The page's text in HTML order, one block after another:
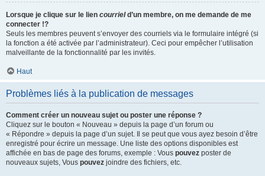
Lorsque je clique sur le lien courrield’un membre, on me demande de me
connecter !?
Seuls les membres peuvent s’envoyer des courriels via le formulaire intégré (si
la fonction a été activée par l’administrateur). Ceci pour empêcher l’utilisation
malveillante de la fonctionnalité par les invités.
Haut
Problèmes liés à la publication de messages
Comment créer un nouveau sujet ou poster une réponse ?
Cliquez sur le bouton « Nouveau » depuis la page d’un forum ou
« Répondre » depuis la page d’un sujet. Il se peut que vous ayez besoin d’être
enregistré pour écrire un message. Une liste des options disponibles est
affichée en bas de page des forums, exemple : Vous pouvez poster de
nouveaux sujets, Vous pouvez joindre des fichiers, etc.